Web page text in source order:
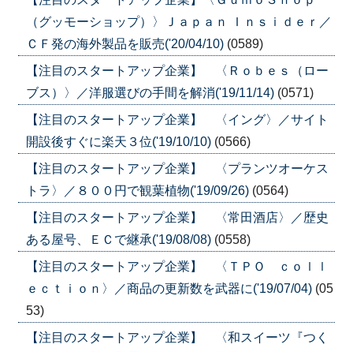
（グッモーショップ）〉Ｊａｐａｎ Ｉｎｓｉｄｅｒ／
ＣＦ発の海外製品を販売('20/04/10) (0589)
【注目のスタートアップ企業】 〈Ｒｏｂｅｓ（ロー
ブス）〉／洋服選びの手間を解消('19/11/14) (0571)
【注目のスタートアップ企業】 〈イング〉／サイト
開設後すぐに楽天３位('19/10/10) (0566)
【注目のスタートアップ企業】 〈プランツオーケス
トラ〉／８００円で観葉植物('19/09/26) (0564)
【注目のスタートアップ企業】 〈常田酒店〉／歴史
ある屋号、ＥＣで継承('19/08/08) (0558)
【注目のスタートアップ企業】 〈ＴＰＯ ｃｏｌｌ
ｅｃｔｉｏｎ〉／商品の更新数を武器に('19/07/04) (05
53)
【注目のスタートアップ企業】 〈和スイーツ『つく